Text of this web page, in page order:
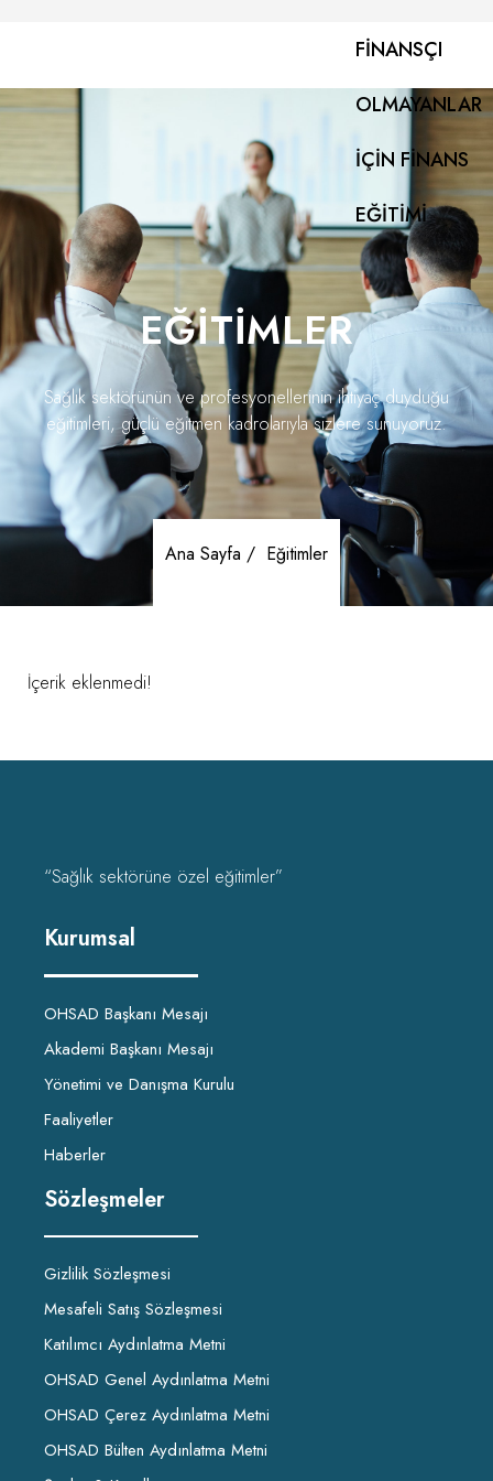
FINANSÇI
OLMAYANLAR
İÇIN FINANS
EĞITIMI
EĞITIMLER
Sağlık sektörünün ve profesyonellerinin ihtiyaç duyduğu
eğitimleri, güçlü eğitmen kadrolarıyla sizlere sunuyoruz.
Ana Sayfa / Eğitimler
İçerik eklenmedi!
“Sağlık sektörüne özel eğitimler”
Kurumsal
OHSAD Başkanı Mesajı
Akademi Başkanı Mesajı
Yönetimi ve Danışma Kurulu
Faaliyetler
Haberler
Sözleşmeler
Gizlilik Sözleşmesi
Mesafeli Satış Sözleşmesi
Katılımcı Aydınlatma Metni
OHSAD Genel Aydınlatma Metni
OHSAD Çerez Aydınlatma Metni
OHSAD Bülten Aydınlatma Metni